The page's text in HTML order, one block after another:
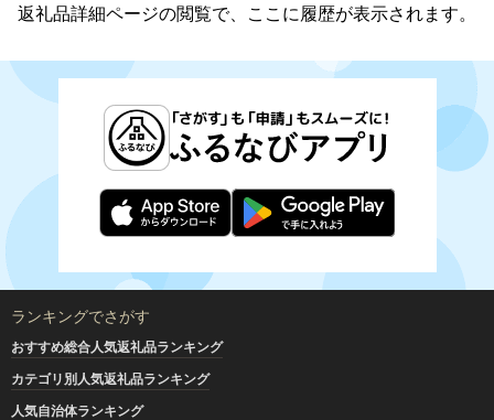
返礼品詳細ページの閲覧で、ここに履歴が表示されます。
ランキングでさがす
おすすめ総合人気返礼品ランキング
カテゴリ別人気返礼品ランキング
人気自治体ランキング